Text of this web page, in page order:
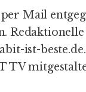
Mail
ist-beste.de
TV